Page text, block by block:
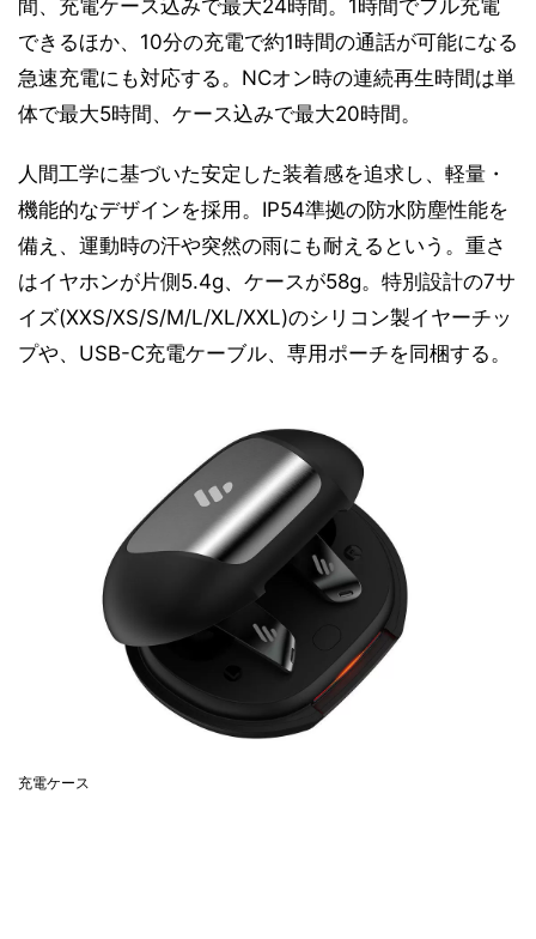
間、充電ケース込みで最大24時間。1時間でフル充電
できるほか、10分の充電で約1時間の通話が可能になる
急速充電にも対応する。NCオン時の連続再生時間は単
体で最大5時間、ケース込みで最大20時間。
人間工学に基づいた安定した装着感を追求し、軽量・
機能的なデザインを採用。IP54準拠の防水防塵性能を
備え、運動時の汗や突然の雨にも耐えるという。重さ
はイヤホンが片側5.4g、ケースが58g。特別設計の7サ
イズ(XXS/XS/S/M/L/XL/XXL)のシリコン製イヤーチッ
プや、USB-C充電ケーブル、専用ポーチを同梱する。
充電ケース